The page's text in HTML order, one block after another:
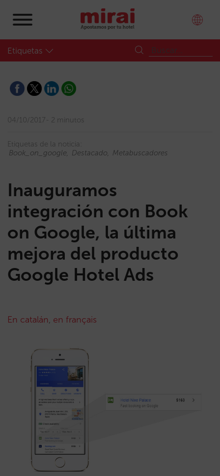
Etiquetas
04/10/2017 2 minutos
Etiquetas de la noticia:
Book_on_google
Destacado Metabuscadores
Inauguramos
integración con Book
on Google, la última
mejora del producto
Google Hotel Ads
En catalán, en français